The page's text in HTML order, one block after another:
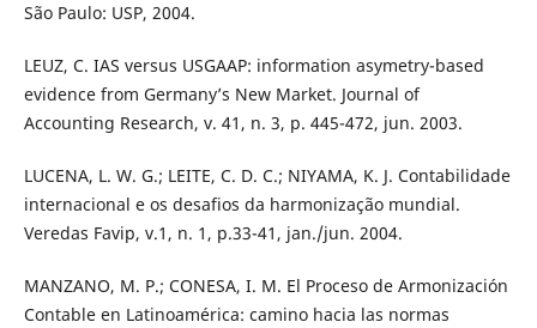
São Paulo: USP, 2004.
LEUZ, C. IAS versus USGAAP: information asymetry-based
evidence from Germany’s New Market. Journal of
Accounting Research, v. 41, n. 3, p. 445-472, jun. 2003.
LUCENA, L. W. G.; LEITE, C. D. C.; NIYAMA, K. J. Contabilidade
internacional e os desafios da harmonização mundial.
Veredas Favip, v.1, n. 1, p.33-41, jan./jun. 2004.
MANZANO, M. P.; CONESA, I. M. El Proceso de Armonización
Contable en Latinoamérica: camino hacia las normas